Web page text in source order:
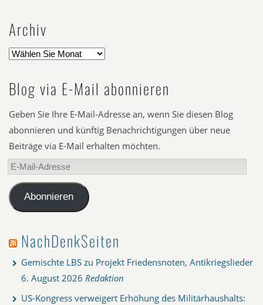
Archiv
Blog via E-Mail abonnieren
Geben Sie Ihre E-Mail-Adresse an, wenn Sie diesen Blog
abonnieren und künftig Benachrichtigungen über neue
Beiträge via E-Mail erhalten möchten.
E-
Mail-
AdresseAbonnieren
NachDenkSeiten
Gemischte LBS zu Projekt Friedensnoten, Antikriegslieder
6. August 2026 Redaktion
US-Kongress verweigert Erhöhung des Militärhaushalts: